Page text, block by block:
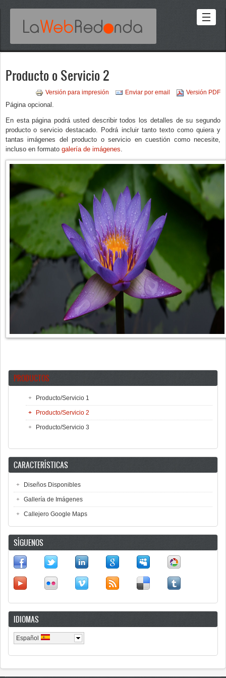
principal
Producto o Servicio 2
Versión para impresión Enviar por email Versión PDF
Página opcional.
En esta página podrá usted describir todos los detalles de su segundo
producto o servicio destacado. Podrá incluir tanto texto como quiera y
tantasimágenes del producto o servicio en cuestión como necesite,
incluso en formato galería de imágenes.
PRODUCTOS
Producto/Servicio 1
Producto/Servicio 2
Producto/Servicio 3
CARACTERÍSTICAS
Diseños Disponibles
Gallería de Imágenes
Callejero Google Maps
SÍGUENOS
IDIOMAS
Español